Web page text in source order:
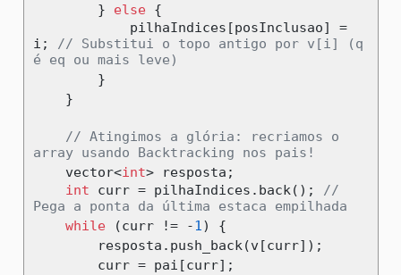
}
else {
            pilhaIndices
[posInclusao]
=
i ;
// Substitui o topo antigo por v[i] (q
é eq ou mais leve)
}
}
// Atingimos a glória: recriamos o
array usando Backtracking nos pais!
    vector
<int> resposta ;
int curr = pilhaIndices . back();
//
Pega a ponta da última estaca empilhada
while
(curr != -1)
{
        resposta
. push_back(v[curr]);
        curr
= pai [curr];